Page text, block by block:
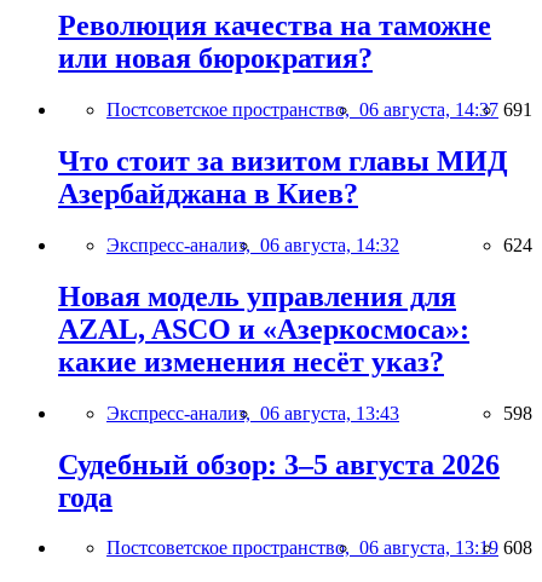
Революция качества на таможне
или новая бюрократия?
Постсоветское пространство, 06 августа, 14:37 691
Что стоит за визитом главы МИД
Азербайджана в Киев?
Экспресс-анализ, 06 августа, 14:32 624
Новая модель управления для
AZAL, ASCO и «Азеркосмоса»:
какие изменения несёт указ?
Экспресс-анализ, 06 августа, 13:43 598
Судебный обзор: 3–5 августа 2026
года
Постсоветское пространство, 06 августа, 13:19 608